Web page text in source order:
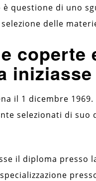
questione di uno
delle
coperte
il 1 dicembre
selezionati di suo
il diploma presso